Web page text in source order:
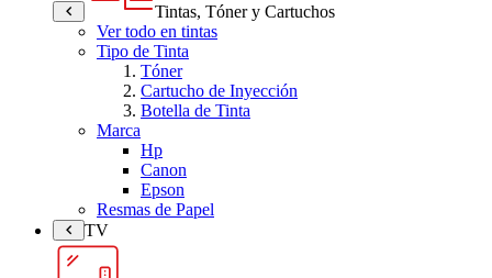
Tintas, Tóner y Cartuchos
Ver todo en tintas
Tipo de Tinta
Tóner
Cartucho de Inyección
Botella de Tinta
Marca
Hp
Canon
Epson
Resmas de Papel
TV